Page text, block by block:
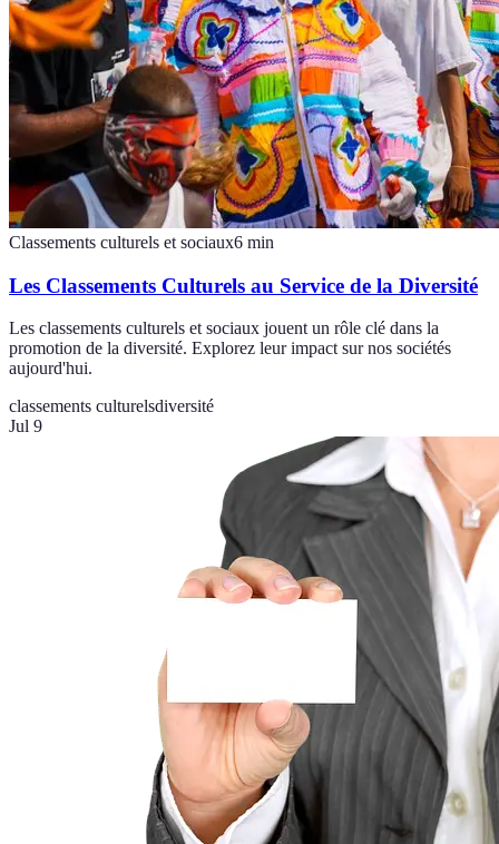
Classements culturels et sociaux6 min
Les Classements Culturels au Service de la Diversité
Les classements culturels et sociaux jouent un rôle clé dans la
promotion de la diversité. Explorez leur impact sur nos sociétés
aujourd'hui.
classements culturelsdiversité
Jul 9